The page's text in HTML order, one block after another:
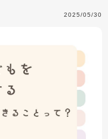
2025/05/30